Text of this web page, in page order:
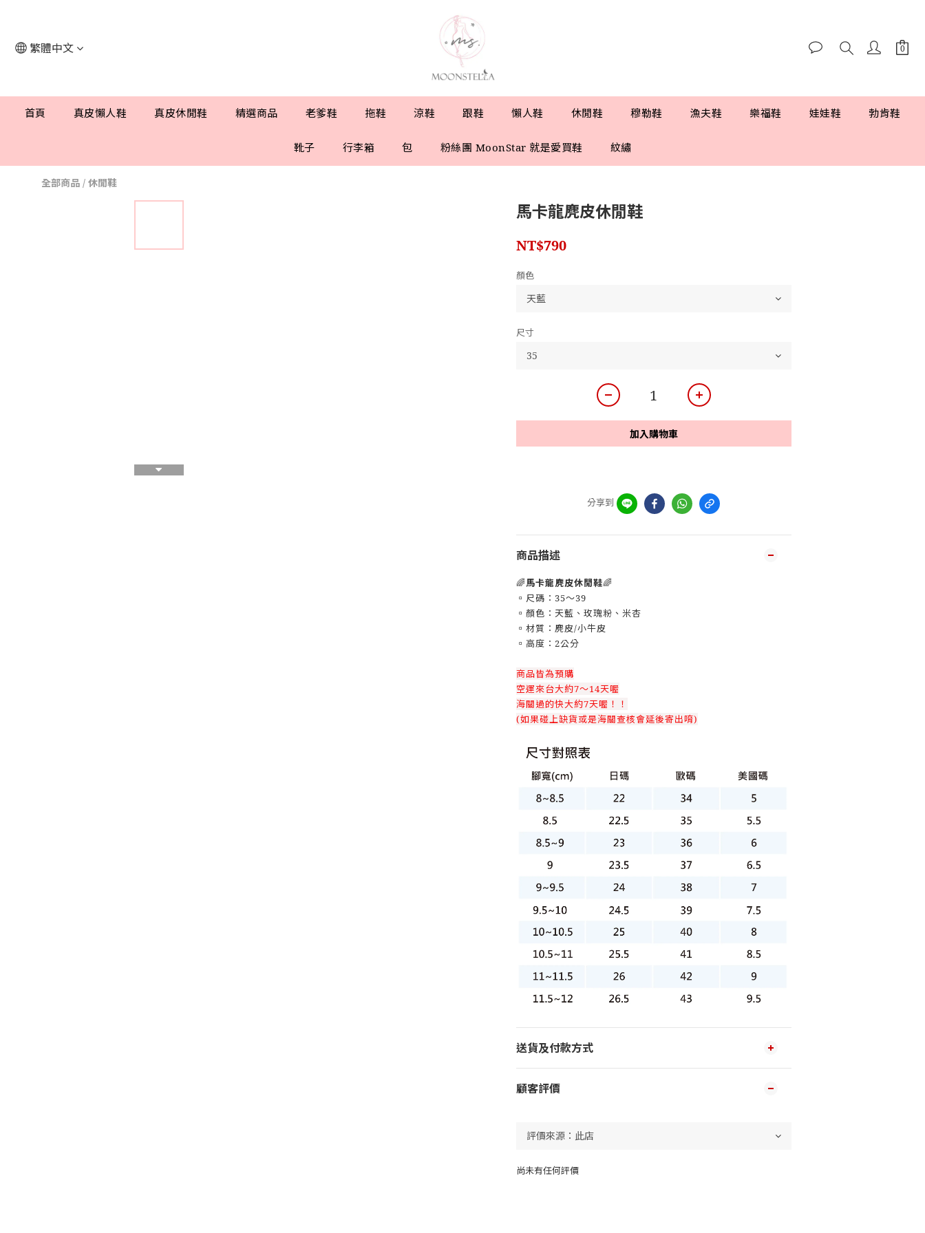
繁體中文
首頁 真皮懶人鞋 真皮休閒鞋 精選商品 老爹鞋 拖鞋 涼鞋 跟鞋 懶人鞋 休閒鞋 穆勒鞋 漁夫鞋 樂福鞋 娃娃鞋 勃肯鞋
靴子 行李箱 包 粉絲團 MoonStar 就是愛買鞋 紋繡
全部商品 / 休閒鞋
馬卡龍麂皮休閒鞋
NT$790
顏色
尺寸
加入購物車
分享到
商品描述
🌈馬卡龍麂皮休閒鞋🌈
▫️尺碼：35～39
▫️顏色：天藍、玫瑰粉、米杏
▫️材質：麂皮/小牛皮
▫️高度：2公分
商品皆為預購
空運來台大約7～14天喔
海關過的快大約7天喔！！
(如果碰上缺貨或是海關查核會延後寄出唷)
送貨及付款方式
顧客評價
尚未有任何評價